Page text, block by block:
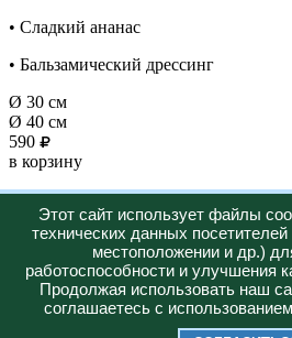
• Сладкий ананас
• Бальзамический дрессинг
Ø 30 см
Ø 40 см
590
в корзину
Горячее
Меню О нас Доставка Акции
+7 (919) 612-48-47
Юридическая информация:
Этот сайт использует файлы
технических данных
местоположении и др.)
работоспособности и улучшения
Продолжая использовать наш
соглашаетесь с